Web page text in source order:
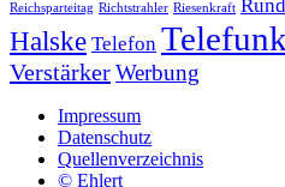
Reichsparteitag Richtstrahler Riesenkraft
Halske Telefon
VerstärkerWerbung
Impressum
Datenschutz
Quellenverzeichnis
© Ehlert